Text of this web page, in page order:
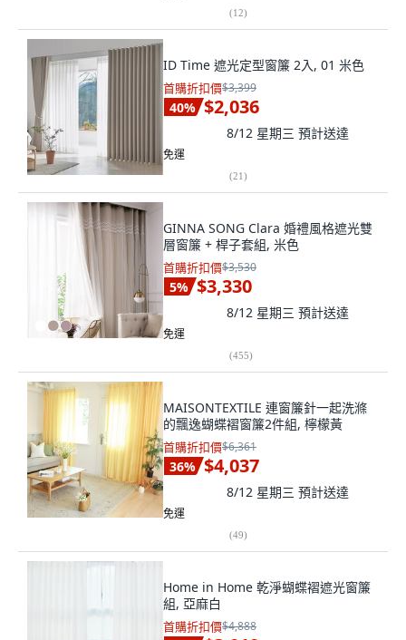
(12)
ID Time 遮光定型窗簾 2入, 01 米色
首購折扣價$3,399
40% $2,036
8/12 星期三 預計送達
免運
(21)
GINNA SONG Clara 婚禮風格遮光雙
層窗簾 + 桿子套組, 米色
首購折扣價$3,530
5% $3,330
8/12 星期三 預計送達
免運
(455)
MAISONTEXTILE 連窗簾針一起洗滌
的飄逸蝴蝶褶窗簾2件組, 檸檬黃
首購折扣價$6,361
36% $4,037
8/12 星期三 預計送達
免運
(49)
Home in Home 乾淨蝴蝶褶遮光窗簾
組, 亞麻白
首購折扣價$4,888